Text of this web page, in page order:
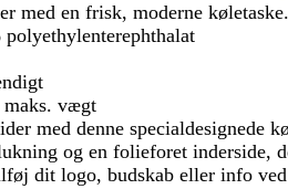
med en frisk, moderne køletaske.
maks. vægt
med denne specialdesignede
og en folieforet inderside,
dit logo, budskab eller info